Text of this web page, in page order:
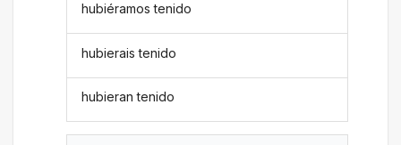
hubiéramos tenido
hubierais tenido
hubieran tenido